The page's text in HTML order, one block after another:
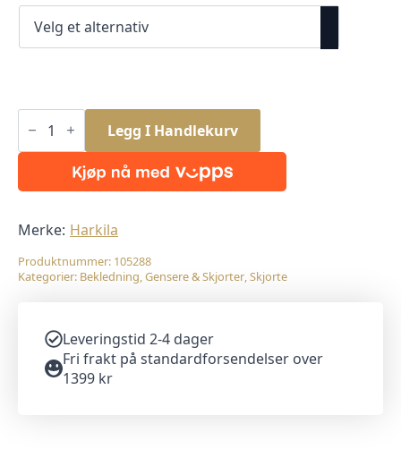
Harkila
Pajala
Skjorte
Olive
Legg I Handlekurv
Merke: Harkila
Produktnummer: 105288
Kategorier: Bekledning Gensere & Skjorter Skjorte
Leveringstid 2-4 dager
Fri frakt på standardforsendelser over
1399 kr